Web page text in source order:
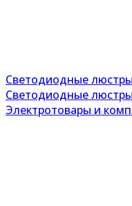
Светодиодные
Светодиодные
Электротовары и